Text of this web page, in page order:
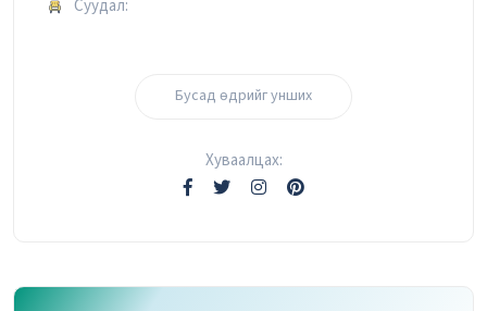
Суудал:
Бусад өдрийг унших
Хуваалцах: